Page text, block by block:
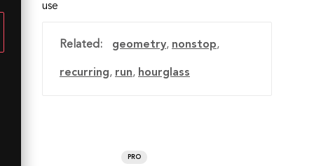
use
Related: geometry, nonstop,
recurring, run, hourglass
PRO